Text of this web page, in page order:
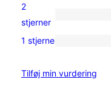
3-
stjernet
0
2-
anmeldelser
2
stjerner
0
stjernet
1 stjerne
Tilføj min vurdering